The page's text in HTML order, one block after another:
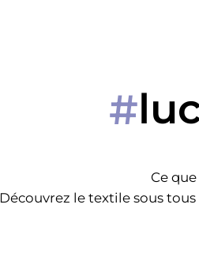
#
Ce
Découvrez le textile sous